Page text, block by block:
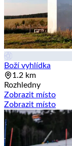
Boží vyhlídka
1.2 km
Rozhledny
Zobrazit místo
Zobrazit místo